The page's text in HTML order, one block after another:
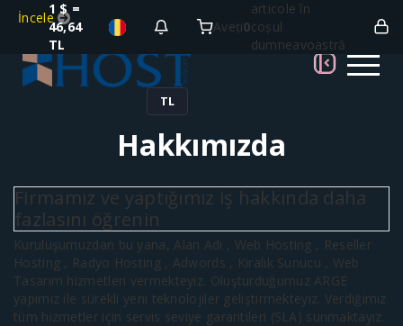
İncele
1 $ =
46,64
TL
Aveți0
articole în
coșul
dumneavoastră
TL
Hakkımızda
Firmamız ve yaptığımız iş hakkında daha
fazlasını öğrenin
Kuruluşumuzdan bu yana, Alan Adı , Web Hosting , Reseller
Hosting , Radyo Hosting , Adwords , Kiralık Sunucu , Web
Tasarım hizmetleri vermekteyiz. Oluşturduğumuz ARGE
yapımız ile sürekli yeni teknolojiler geliştirmekteyiz. Verdiğimiz
tüm hizmetler için servis seviye garantileri (SLA) sunmaktayız.